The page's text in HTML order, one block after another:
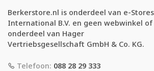
Berkerstore.nl is onderdeel van e-Stores
International B.V. en geen webwinkel of
onderdeel van Hager
Vertriebsgesellschaft GmbH & Co. KG.
Telefoon: 088 28 29 333